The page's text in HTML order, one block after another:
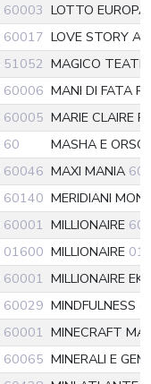
60003 LOTTO EUROPA
60017 LOVE STORY
51052 MAGICO
60006 MANI DI FATA
60005 MARIE CLAIRE
60
MASHA E
60046 MAXI MANIA
60140 MERIDIANI
60001 MILLIONAIRE
01600 MILLIONAIRE
60001 MILLIONAIRE
60029 MINDFULNESS
60001 MINECRAFT
60065 MINERALI E